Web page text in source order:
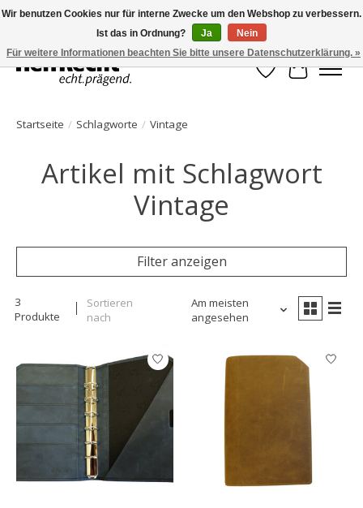
HelfRecht-Planer | Jahresaktualisierungen | Zubehör
Wunschzettel
Ihr
Startseite / Schlagworte / Vintage
Artikel mit Schlagwort
Vintage
Filter anzeigen
3
Produkte
Sortieren
nach
Am meisten
angesehen
Wir benutzen Cookies nur für interne Zwecke um den Webshop zu verbessern.
Ist das in Ordnung?
Ja
Nein
Für weitere Informationen beachten Sie bitte unsere Datenschutzerklärung. »